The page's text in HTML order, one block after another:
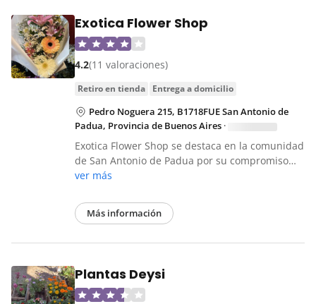
Exotica Flower Shop
4.2(11 valoraciones)
retiro en tienda entrega a domicilio
Pedro Noguera 215, B1718FUE San Antonio de
Padua, Provincia de Buenos Aires ·
Exotica Flower Shop se destaca en la comunidad
de San Antonio de Padua por su compromiso…
ver más
Más información
Plantas Deysi